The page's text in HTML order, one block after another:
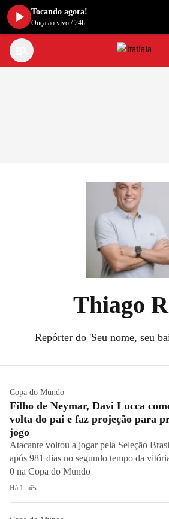
Thiago
Repórter do 'Seu nome, seu
Copa do Mundo
Filho de Neymar, Davi Lucca
volta do pai e faz projeção para
jogo
Atacante voltou a jogar pela Seleção
após 981 dias no segundo tempo da
0 na Copa do Mundo
Há 1 mês
Tocando agora!
Ouça ao vivo /24h